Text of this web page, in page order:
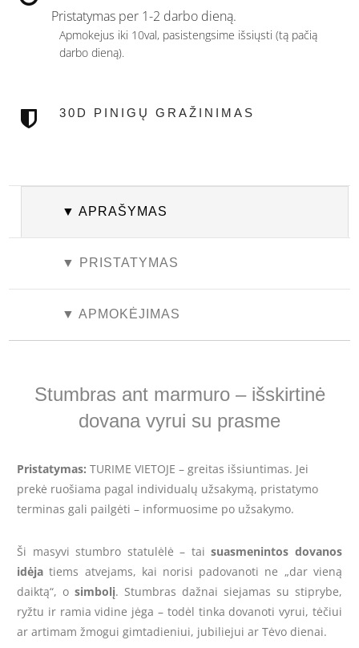
Pristatymas per 1-2 darbo dieną.
Apmokejus iki 10val, pasistengsime išsiųsti (tą pačią
darbo dieną).
30D PINIGŲ GRAŽINIMAS
▼ APRAŠYMAS
▼ PRISTATYMAS
▼ APMOKĖJIMAS
Stumbras ant marmuro – išskirtinė
dovana vyrui su prasme
Pristatymas: TURIME VIETOJE – greitas išsiuntimas. Jei
prekė ruošiama pagal individualų užsakymą, pristatymo
terminas gali pailgėti – informuosime po užsakymo.
Ši masyvi stumbro statulėlė – taisuasmenintos dovanos
idėja tiems atvejams, kai norisi padovanoti ne „dar vieną
daiktą“, osimbolį. Stumbras dažnai siejamas su stiprybe,
ryžtu ir ramia vidine jėga – todėl tinka dovanoti vyrui, tėčiui
ar artimam žmogui gimtadieniui, jubiliejui ar Tėvo dienai.